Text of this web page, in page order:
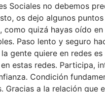
Sociales no debemos
os dejo algunos
como quizá hayas oído
Paso lento y seguro
gente quiere en redes
estas redes.
Condición
a la relación